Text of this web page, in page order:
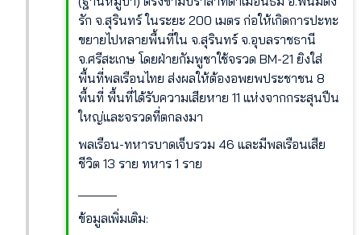
รัก จ.สุรินทร์ ในระยะ 200 เมตร ก่อให้เกิดการปะทะ
ขยายไปหลายพื้นที่ใน จ.สุรินทร์ จ.อุบลราชธานี
จ.ศรีสะเกษ โดยฝ่ายกัมพูชาใช้จรวด BM-21 ยิงใส่
พื้นที่พลเรือนไทย ส่งผลให้ต้องอพยพประชาชน 8
พื้นที่ พื้นที่ได้รับความเสียหาย 11 แห่งจากกระสุนปืน
ใหญ่และจรวดที่ตกลงมา
พลเรือน-ทหารบาดเจ็บรวม 46 และมีพลเรือนเสีย
ชีวิต 13 ราย ทหาร 1 ราย
ข้อมูลเพิ่มเติม: